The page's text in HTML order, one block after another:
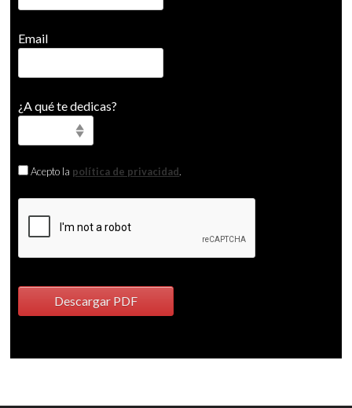
Email
¿A qué te dedicas?
Acepto la política de privacidad.
Descargar PDF